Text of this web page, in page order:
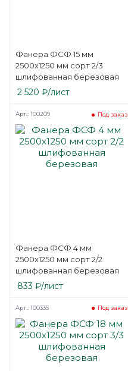
Фанера ФСФ 15 мм
2500х1250 мм сорт 2/3
шлифованная березовая
2 520 ₽/лист
Фанера ФСФ 4 мм
2500х1250 мм сорт 2/2
шлифованная березовая
Под заказ
Арт.: 100209
833 ₽/лист
Под заказ
Арт.: 100335